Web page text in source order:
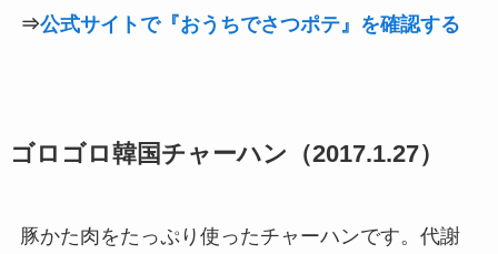
⇒公式サイトで『おうちでさつポテ』を確認する
ゴロゴロ韓国チャーハン（2017.1.27）
豚かた肉をたっぷり使ったチャーハンです。代謝